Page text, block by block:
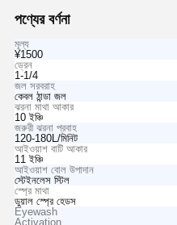
পণ্যের বর্ণনা
মূল্য
¥1500
ড্রেন
1-1/4
জল সরবরাহ
কেবল ঠান্ডা জল
ঝরনা মাথা আকার
10 ইঞ্চি
জরুরী ঝরনা প্রবাহ
120-180L/মিনিট
আইওয়াশ বাটি আকার
11 ইঞ্চি
আইওয়াশ বোল উপাদান
স্টেইনলেস স্টিল
স্প্রে মাথা
ডুয়াল স্প্রে হেডস
Eyewash
Activation